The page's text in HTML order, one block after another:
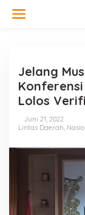
Jelang
Lolos
Juni 21, 2022
Lintas Daerah,